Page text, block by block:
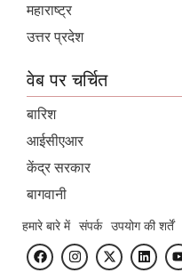
महाराष्ट्र
उत्तर प्रदेश
वेब पर चर्चित
बारिश
आईसीएआर
केंद्र सरकार
बागवानी
हमारे बारे में संपर्क उपयोग की शर्तें